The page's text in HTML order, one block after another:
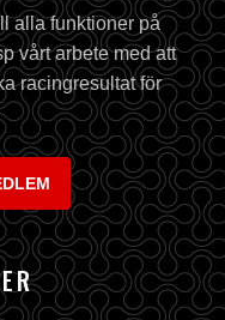
alla funktioner på
vårt arbete med att
racingresultat för